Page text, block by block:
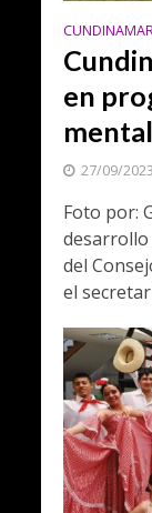
en
27/09/2023
Foto por:
desarrollo
del
el